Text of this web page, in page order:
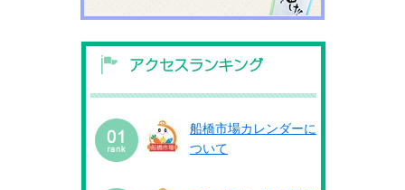
船橋市場カレンダーに
ついて